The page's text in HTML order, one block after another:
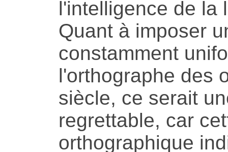
l'intelligence de la
Quant à imposer
constamment
l'orthographe des
siècle, ce serait
regrettable, car
orthographique